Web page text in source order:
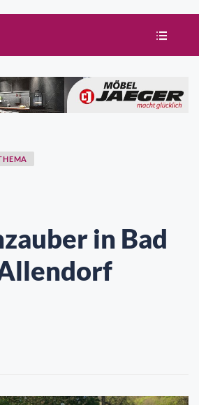
in Bad